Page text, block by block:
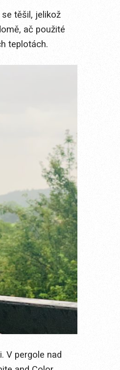
těšil, jelikož
ač použité
teplotách.
V pergole nad